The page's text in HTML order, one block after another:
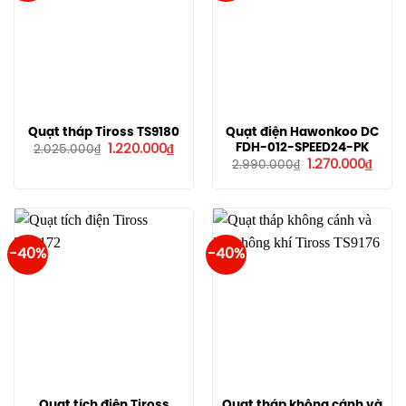
Quạt tháp Tiross TS9180
2.025.000₫ Giá
1.220.000₫Giá
Quạt điện Hawonkoo DC
FDH-012-SPEED24-PK
2.990.000₫ Giá
1.270.000₫Giá
-40% -40%